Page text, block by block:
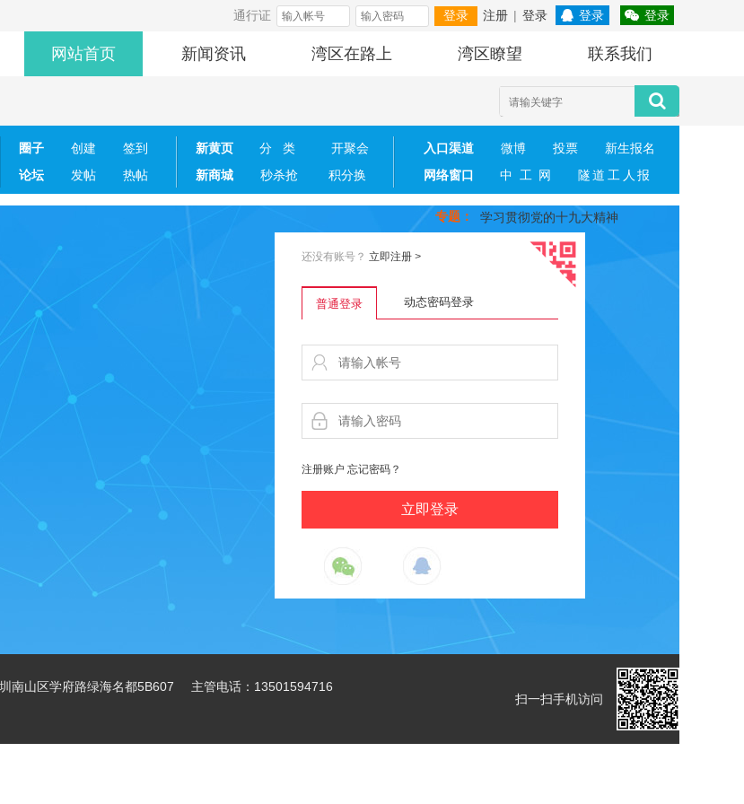
通行证 登录 注册 | 登录 登录 登录
网站首页 新闻资讯 湾区在路上 湾区瞭望 联系我们
圈子 创建
签到
论坛
发帖 热帖
新黄页 分类
开聚会
新商城
秒杀抢 积分换
入口渠道 微博 投票
新生报名
网络窗口
中工网 隧道工人报
专题 ： 学习贯彻党的十九大精神
还没有账号？ 立即注册 >
普通登录 动态密码登录
注册账户 忘记密码？
山区学府路绿海名都5B607 主管电话：13501594716
扫一扫手机访问